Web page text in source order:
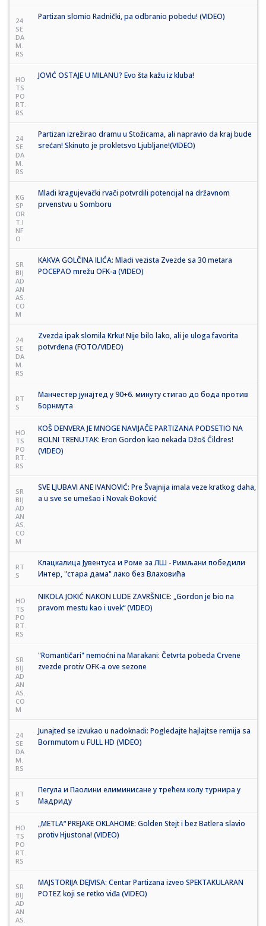
24
SE
DA
M.
RS
Partizan slomio Radnički, pa odbranio pobedu! (VIDEO)
HO
TS
PO
RT.
RS
JOVIĆ OSTAJE U MILANU? Evo šta kažu iz kluba!
24
SE
DA
M.
RS
Partizan izrežirao dramu u Stožicama, ali napravio da kraj bude
srećan! Skinuto je prokletsvo Ljubljane!(VIDEO)
KG
SP
OR
T.I
NF
O
Mladi kragujevački rvači potvrdili potencijal na državnom
prvenstvu u Somboru
SR
BIJ
AD
AN
AS.
CO
M
KAKVA GOLČINA ILIĆA: Mladi vezista Zvezde sa 30 metara
POCEPAO mrežu OFK-a (VIDEO)
24
SE
DA
M.
RS
Zvezda ipak slomila Krku! Nije bilo lako, ali je uloga favorita
potvrđena (FOTO/VIDEO)
RT
S
Манчестер јунајтед у 90+6. минуту стигао до бода против
Борнмута
HO
TS
PO
RT.
RS
KOŠ DENVERA JE MNOGE NAVIJAČE PARTIZANA PODSETIO NA
BOLNI TRENUTAK: Eron Gordon kao nekada Džoš Čildres!
(VIDEO)
SR
BIJ
AD
AN
AS.
CO
M
SVE LJUBAVI ANE IVANOVIĆ: Pre Švajnija imala veze kratkog daha,
a u sve se umešao i Novak Đoković
RT
S
Клацкалица Јувентуса и Роме за ЛШ - Римљани победили
Интер, "стара дама" лако без Влаховића
HO
TS
PO
RT.
RS
NIKOLA JOKIĆ NAKON LUDE ZAVRŠNICE: „Gordon je bio na
pravom mestu kao i uvek“ (VIDEO)
SR
BIJ
AD
AN
AS.
CO
M
"Romantičari" nemoćni na Marakani: Četvrta pobeda Crvene
zvezde protiv OFK-a ove sezone
24
SE
DA
M.
RS
Junajted se izvukao u nadoknadi: Pogledajte hajlajtse remija sa
Bornmutom u FULL HD (VIDEO)
RT
S
Пегула и Паолини елиминисане у трећем колу турнира у
Мадриду
HO
TS
PO
RT.
RS
„METLA“ PREJAKE OKLAHOME: Golden Stejt i bez Batlera slavio
protiv Hjustona! (VIDEO)
SR
BIJ
AD
AN
AS.
MAJSTORIJA DEJVISA: Centar Partizana izveo SPEKTAKULARAN
POTEZ koji se retko viđa (VIDEO)